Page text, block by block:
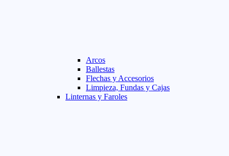
Arcos
Ballestas
Flechas y Accesorios
Limpieza, Fundas y Cajas
Linternas y Faroles